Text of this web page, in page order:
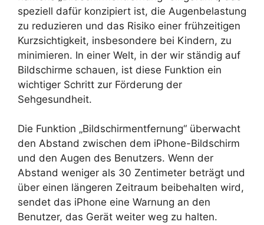
speziell dafür konzipiert ist, die Augenbelastung
zu reduzieren und das Risiko einer frühzeitigen
Kurzsichtigkeit, insbesondere bei Kindern, zu
minimieren. In einer Welt, in der wir ständig auf
Bildschirme schauen, ist diese Funktion ein
wichtiger Schritt zur Förderung der
Sehgesundheit.
Die Funktion „Bildschirmentfernung“ überwacht
den Abstand zwischen dem iPhone-Bildschirm
und den Augen des Benutzers. Wenn der
Abstand weniger als 30 Zentimeter beträgt und
über einen längeren Zeitraum beibehalten wird,
sendet das iPhone eine Warnung an den
Benutzer, das Gerät weiter weg zu halten.